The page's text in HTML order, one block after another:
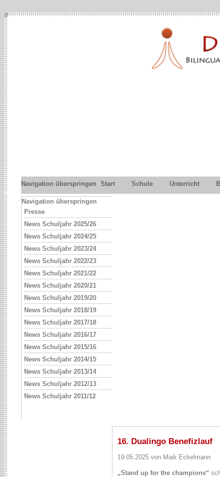
Navigation überspringen Start Schule Unterricht
Navigation überspringen
Presse
News Schuljahr 2025/26
News Schuljahr 2024/25
News Schuljahr 2023/24
News Schuljahr 2022/23
News Schuljahr 2021/22
News Schuljahr 2020/21
News Schuljahr 2019/20
News Schuljahr 2018/19
News Schuljahr 2017/18
News Schuljahr 2016/17
News Schuljahr 2015/16
News Schuljahr 2014/15
News Schuljahr 2013/14
News Schuljahr 2012/13
News Schuljahr 2011/12
16. Dualingo Benefizlauf
19.05.2025 von Maik Eckelmann
„Stand up for the champions“